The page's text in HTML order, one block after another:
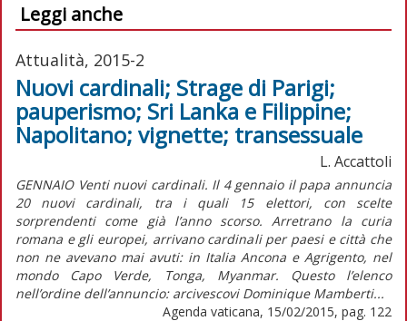
Leggi anche
Attualità, 2015-2
Nuovi cardinali; Strage di Parigi;
pauperismo; Sri Lanka e Filippine;
Napolitano; vignette; transessuale
L. Accattoli
GENNAIO Venti nuovi cardinali. Il 4 gennaio il papa annuncia
20 nuovi cardinali, tra i quali 15 elettori, con scelte
sorprendenti come già l’anno scorso. Arretrano la curia
romana e gli europei, arrivano cardinali per paesi e città che
non ne avevano mai avuti: in Italia Ancona e Agrigento, nel
mondo Capo Verde, Tonga, Myanmar. Questo l’elenco
nell’ordine dell’annuncio: arcivescovi Dominique Mamberti...
Agenda vaticana, 15/02/2015, pag. 122